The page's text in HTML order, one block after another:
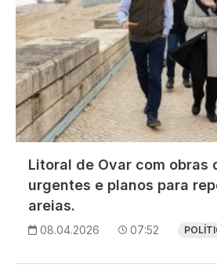
Litoral de Ovar com obras
urgentes e planos para
areias.
08.04.2026 07:52